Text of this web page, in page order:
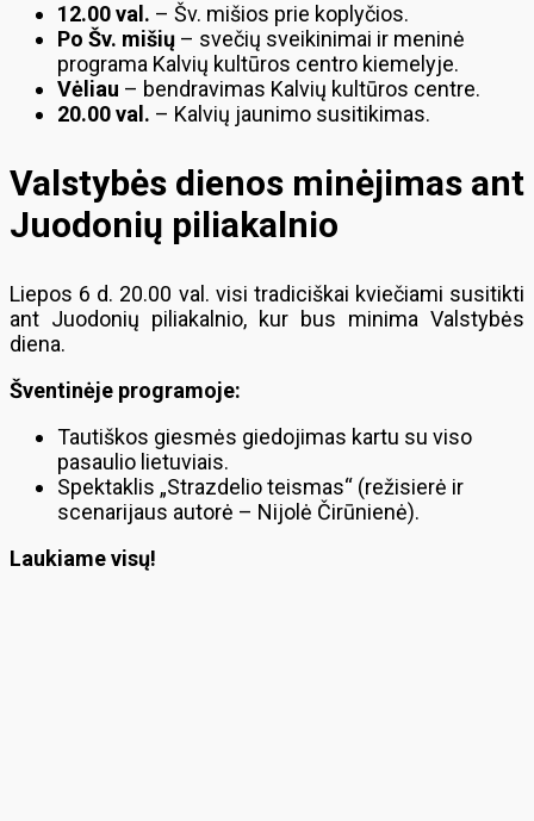
12.00 val. – Šv. mišios prie koplyčios.
Po Šv. mišių – svečių sveikinimai ir meninė
programa Kalvių kultūros centro kiemelyje.
Vėliau – bendravimas Kalvių kultūros centre.
20.00 val. – Kalvių jaunimo susitikimas.
Valstybės dienos minėjimas ant
Juodonių piliakalnio
Liepos 6 d. 20.00 val. visi tradiciškai kviečiami susitikti
ant Juodonių piliakalnio, kur bus minima Valstybės
diena.
Šventinėje programoje:
Tautiškos giesmės giedojimas kartu su viso
pasaulio lietuviais.
Spektaklis „Strazdelio teismas“ (režisierė ir
scenarijaus autorė – Nijolė Čirūnienė).
Laukiame visų!